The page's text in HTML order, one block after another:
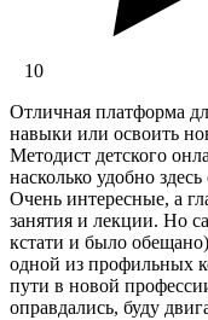
10
Отличная платформа
навыки или освоить
Методист детского
насколько удобно
Очень интересные, а
занятия и лекции. Но
кстати и было
одной из профильных
пути в новой
оправдались, буду